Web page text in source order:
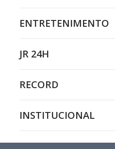
ENTRETENIMENTO
JR 24H
RECORD
INSTITUCIONAL